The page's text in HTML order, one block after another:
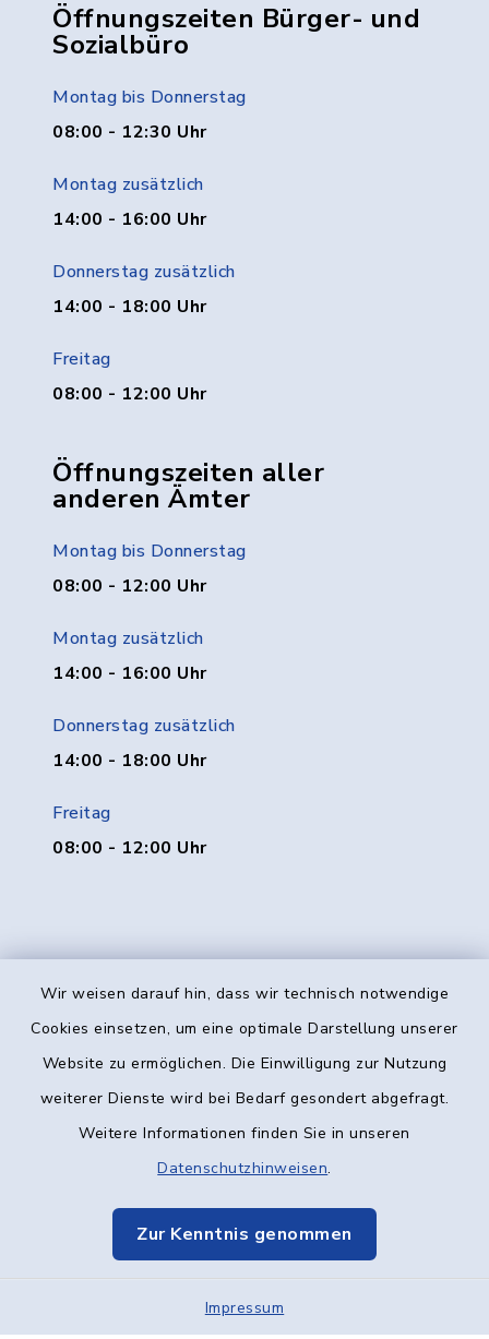
Wir weisen darauf hin, dass wir technisch notwendige
Cookies einsetzen, um eine optimale Darstellung unserer
Website zu ermöglichen. Die Einwilligung zur Nutzung
weiterer Dienste wird bei Bedarf gesondert abgefragt.
Weitere Informationen finden Sie in unseren
Datenschutzhinweisen.
Zur Kenntnis genommen
Impressum
Öffnungszeiten Bürger- und
Sozialbüro
Montag bis Donnerstag
08:00 - 12:30 Uhr
Montag zusätzlich
14:00 - 16:00 Uhr
Donnerstag zusätzlich
14:00 - 18:00 Uhr
Freitag
08:00 - 12:00 Uhr
Öffnungszeiten aller
anderen Ämter
Montag bis Donnerstag
08:00 - 12:00 Uhr
Montag zusätzlich
14:00 - 16:00 Uhr
Donnerstag zusätzlich
14:00 - 18:00 Uhr
Freitag
08:00 - 12:00 Uhr
Kontakt
Datenschutz
Elektronische Kommunikation
Sitemap